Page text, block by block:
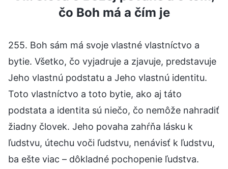
čo Boh má a čím je
255. Boh sám má svoje vlastné vlastníctvo a
bytie. Všetko, čo vyjadruje a zjavuje, predstavuje
Jeho vlastnú podstatu a Jeho vlastnú identitu.
Toto vlastníctvo a toto bytie, ako aj táto
podstata a identita sú niečo, čo nemôže nahradiť
žiadny človek. Jeho povaha zahŕňa lásku k
ľudstvu, útechu voči ľudstvu, nenávisť k ľudstvu,
ba ešte viac – dôkladné pochopenie ľudstva.